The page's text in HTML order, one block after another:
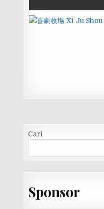
Cari
Sponsor